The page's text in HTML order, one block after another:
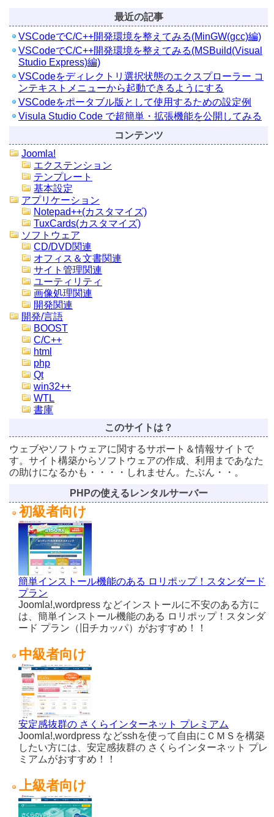
最近の記事
VSCodeでC/C++開発環境を整えてみる(MinGW(gcc)編)
VSCodeでC/C++開発環境を整えてみる(MSBuild(Visual
Studio Express)編)
VSCodeをディレクトリ選択状態のエクスプローラー コ
ンテキストメニューから起動できるようにする
VSCodeをポータブル版として使用するための設定例
Visula Studio Code で超簡単・拡張機能を公開してみる
コンテンツ
Joomla!
エクステンション
テンプレート
基本設定
アプリケーション
Notepad++(カスタマイズ)
TuxCards(カスタマイズ)
ソフトウェア
CD/DVD関連
オフィス＆文書関連
サイト管理関連
ユーティリティ
画像処理関連
開発関連
開発/言語
BOOST
C/C++
html
php
Qt
win32++
WTL
書庫
このサイトは？
ウェブやソフトウェアに関するサポート＆情報サイトで
す。サイト構築からソフトウェアの作成、利用まであなた
の助けになるかも・・・・しれません。たぶん・・。
PHPの使えるレンタルサーバー
初級者向け
簡単インストール機能のある ロリポップ！スタンダード
プラン
Joomla!,wordpress などインストールに不安のある方に
は、簡単インストール機能のある ロリポップ！スタンダ
ード プラン（旧チカッパ）がおすすめ！！
中級者向け
安定感抜群の さくらインターネット プレミアム
Joomla!,wordpress などsshを使って自由にＣＭＳを構築
したい方には、安定感抜群の さくらインターネット プレ
ミアムがおすすめ！！
上級者向け